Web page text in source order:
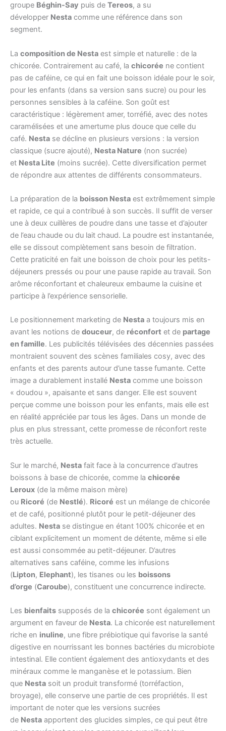
groupe Béghin-Say puis de Tereos, a su
développer Nesta comme une référence dans son
segment.
La composition de Nesta est simple et naturelle : de la
chicorée. Contrairement au café, la chicorée ne contient
pas de caféine, ce qui en fait une boisson idéale pour le soir,
pour les enfants (dans sa version sans sucre) ou pour les
personnes sensibles à la caféine. Son goût est
caractéristique : légèrement amer, torréfié, avec des notes
caramélisées et une amertume plus douce que celle du
café. Nesta se décline en plusieurs versions : la version
classique (sucre ajouté), Nesta Nature (non sucrée)
et Nesta Lite (moins sucrée). Cette diversification permet
de répondre aux attentes de différents consommateurs.
La préparation de la boisson Nesta est extrêmement simple
et rapide, ce qui a contribué à son succès. Il suffit de verser
une à deux cuillères de poudre dans une tasse et d’ajouter
de l’eau chaude ou du lait chaud. La poudre est instantanée,
elle se dissout complètement sans besoin de filtration.
Cette praticité en fait une boisson de choix pour les petits-
déjeuners pressés ou pour une pause rapide au travail. Son
arôme réconfortant et chaleureux embaume la cuisine et
participe à l’expérience sensorielle.
Le positionnement marketing de Nesta a toujours mis en
avant les notions de douceur, de réconfort et de partage
en famille. Les publicités télévisées des décennies passées
montraient souvent des scènes familiales cosy, avec des
enfants et des parents autour d’une tasse fumante. Cette
image a durablement installé Nesta comme une boisson
« doudou », apaisante et sans danger. Elle est souvent
perçue comme une boisson pour les enfants, mais elle est
en réalité appréciée par tous les âges. Dans un monde de
plus en plus stressant, cette promesse de réconfort reste
très actuelle.
Sur le marché, Nesta fait face à la concurrence d’autres
boissons à base de chicorée, comme la chicorée
Leroux (de la même maison mère)
ou Ricoré (de Nestlé). Ricoré est un mélange de chicorée
et de café, positionné plutôt pour le petit-déjeuner des
adultes. Nesta se distingue en étant 100% chicorée et en
ciblant explicitement un moment de détente, même si elle
est aussi consommée au petit-déjeuner. D’autres
alternatives sans caféine, comme les infusions
(Lipton, Elephant), les tisanes ou les boissons
d’orge (Caroube), constituent une concurrence indirecte.
Les bienfaits supposés de la chicorée sont également un
argument en faveur de Nesta. La chicorée est naturellement
riche en inuline, une fibre prébiotique qui favorise la santé
digestive en nourrissant les bonnes bactéries du microbiote
intestinal. Elle contient également des antioxydants et des
minéraux comme le manganèse et le potassium. Bien
que Nesta soit un produit transformé (torréfaction,
broyage), elle conserve une partie de ces propriétés. Il est
important de noter que les versions sucrées
de Nesta apportent des glucides simples, ce qui peut être